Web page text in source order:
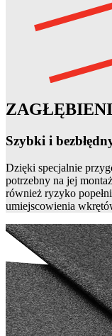
Szybki i
Dzięki specjalnie
potrzebny na jej
również ryzyko
umiejscowienia